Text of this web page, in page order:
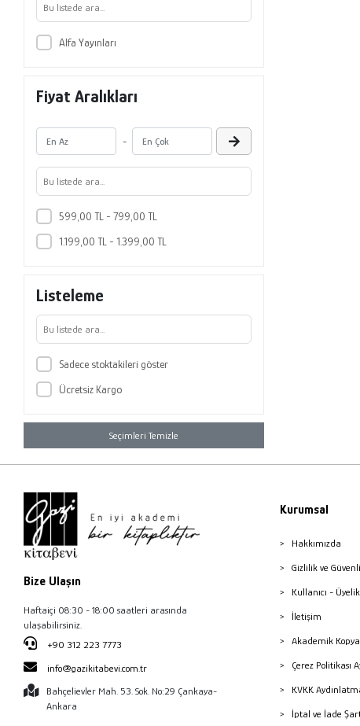
Alfa Yayınları
Fiyat Aralıkları
-
599,00 TL - 799,00 TL
1.199,00 TL - 1.399,00 TL
Listeleme
Sadece stoktakileri göster
Ücretsiz Kargo
Seçimleri Temizle
Bize Ulaşın
Haftaiçi 08:30 - 18:00 saatleri arasında
ulaşabilirsiniz.
+90 312 223 7773
info@gazikitabevi.com.tr
Bahçelievler Mah. 53. Sok. No:29 Çankaya-
Ankara
Kurumsal
Hakkımızda
Gizlilik ve
Kullanıcı -
İletişim
Akademik
Çerez Politikası
KVKK
İptal ve İade